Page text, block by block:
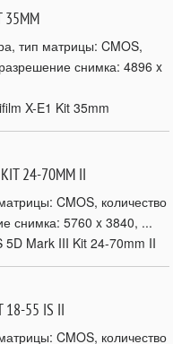
35MM
тип матрицы: CMOS,
снимка: 4896 x
X-E1 Kit 35mm
24-70MM II
CMOS, количество
снимка: 5760 x 3840, ...
5D Mark III Kit 24-70mm II
18-55 IS II
CMOS, количество